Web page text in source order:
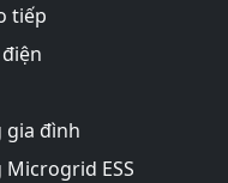
tiếp
đình
ESS